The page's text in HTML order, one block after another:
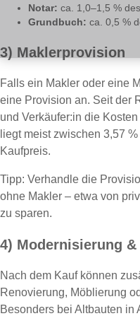
Notar: ca. 1,0–1,5 %
Grundbuch: ca. 0,5 %
3) Maklerprovision
Falls ein Makler oder eine
eine Provision an. Seit der
und Verkäufer:in die
liegt meist zwischen 3,57
Kaufpreis.
Tipp: Verhandle die
ohne Makler – etwa von
zu sparen.
4) Modernisierung &
Nach dem Kauf können
Renovierung, Möblierung
Besonders bei Altbauten